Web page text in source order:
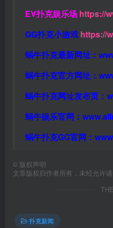
EV扑克娱乐场 https://
GG扑克小游戏 https://
蜗牛扑克最新网址：
蜗牛扑克官方网址：
蜗牛扑克网址发布页：
蜗牛娱乐官网：
蜗牛扑克GG官网：
© 版权声明
文章版权归作者所有，未经允许请
扑克新闻